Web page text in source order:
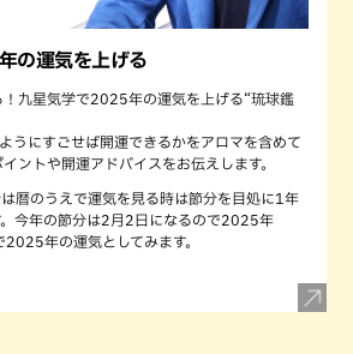
の運気を上げる
！九星気学で2025年の運気を上げる“琉球鑑
うにすごせば開運できるかをアロマを含めて
ントや開運アドバイスをお伝えします。
暦のうえで運気を見る時は節分を目処に1年
。今年の節分は2月2日になるので2025年
年の運気としてみます。